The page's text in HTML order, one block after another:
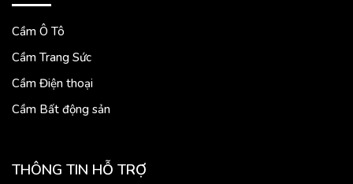
Cầm Ô Tô
Cầm Trang Sức
Cầm Điện thoại
Cầm Bất động sản
THÔNG TIN HỖ TRỢ